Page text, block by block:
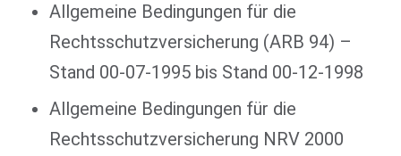
Allgemeine Bedingungen für die
Rechtsschutzversicherung (ARB 94) –
Stand 00-07-1995 bis Stand 00-12-1998
Allgemeine Bedingungen für die
Rechtsschutzversicherung NRV 2000